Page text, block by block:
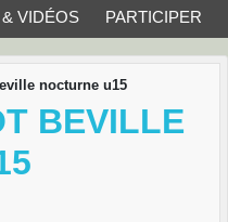
VIDÉOS PARTICIPER
nocturne u15
BEVILLE